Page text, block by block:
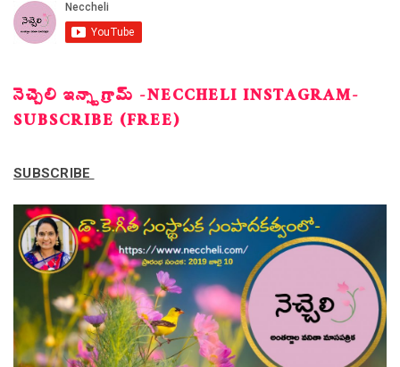
నెచ్చెలి ఇన్స్టాగ్రామ్ -NECCHELI INSTAGRAM-
SUBSCRIBE (FREE)
SUBSCRIBE